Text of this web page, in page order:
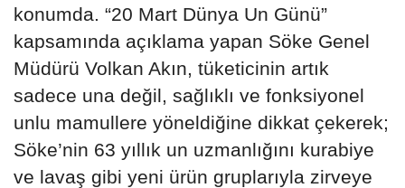
konumda. “20 Mart Dünya Un Günü”
kapsamında açıklama yapan Söke Genel
Müdürü Volkan Akın, tüketicinin artık
sadece una değil, sağlıklı ve fonksiyonel
unlu mamullere yöneldiğine dikkat çekerek;
Söke’nin 63 yıllık un uzmanlığını kurabiye
ve lavaş gibi yeni ürün gruplarıyla zirveye